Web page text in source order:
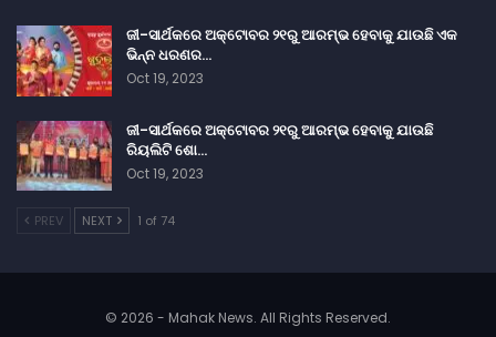
ଜୀ-ସାର୍ଥକରେ ଅକ୍ଟୋବର ୨୧ରୁ ଆରମ୍ଭ ହେବାକୁ ଯାଉଛି ଏକ
ଭିନ୍ନ ଧରଣର…
Oct 19, 2023
ଜୀ-ସାର୍ଥକରେ ଅକ୍ଟୋବର ୨୧ରୁ ଆରମ୍ଭ ହେବାକୁ ଯାଉଛି
ରିୟଲିଟି ଶୋ…
Oct 19, 2023
PREV NEXT 1 of 74
© 2026 - Mahak News. All Rights Reserved.